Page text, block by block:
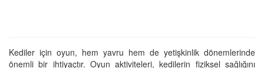
Kediler için oyun, hem yavru hem de yetişkinlik dönemlerinde
önemli bir ihtiyaçtır. Oyun aktiviteleri, kedilerin fiziksel sağlığını